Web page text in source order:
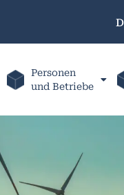
Personen
und Betriebe